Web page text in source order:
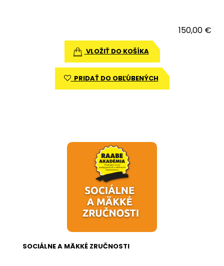
150,00 €
VLOŽIŤ DO KOŠÍKA
PRIDAŤ DO OBĽÚBENÝCH
SOCIÁLNE A MÄKKÉ ZRUČNOSTI